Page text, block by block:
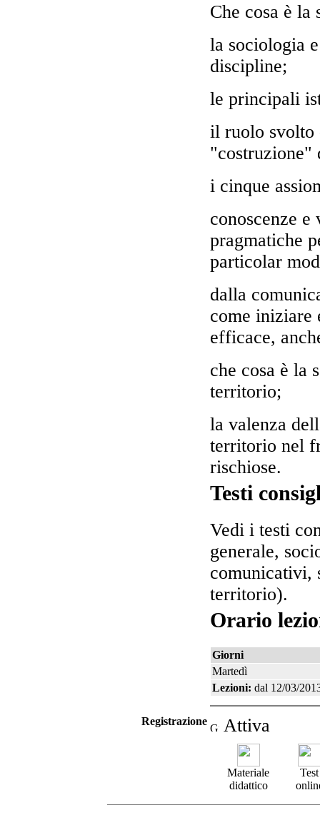
Che cosa è la
la sociologia
discipline;
le principali
il ruolo svolto
"costruzione"
i cinque
conoscenze
pragmatiche
particolar
dalla
come iniziare
efficace,
che cosa è la
territorio;
la valenza
territorio nel
rischiose.
Testi
Vedi i testi
generale,
comunicativi,
territorio).
Orario
Giorni
Martedì
Lezioni: dal 12/03/
Registrazione Attiva
Materiale
didattico
Test